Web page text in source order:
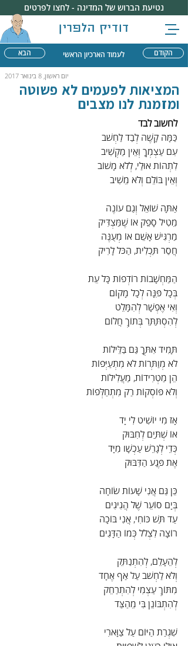
דודיק הלפרין
נטיעת הברוש של המדינה - לחצו לפרטים
הבא הקודם לעמוד הארכיון הראשי
יום ראשון, 8 בינואר 2017
המציאות לפעמים לא פשוטה
ומזמנת לנו מצבים
לחשוב לבד
כַּמָּה קָשֶׁה לְבַד לַחְשֹׁב
עִם עַצְמְךָ וְאֵין מַקְשִׁיב
לִתְהוֹת אוּלַי, לְלֹא מָשׁוֹב
וְאֵין בּוֹלֵם וְלֹא מֵשִׁיב
אַתָּה שׁוֹאֵל וְגַם עוֹנֶה
מֵטִיל סָפֵק אוֹ שֶׁמַּצְדִּיק
מַרְגִּישׁ אָשֵׁם אוֹ מְעֻנֶּה
חֲסַר תַּכְלִית, הַכֹּל לָרִיק
הַמַּחְשָׁבוֹת רוֹדְפוֹת כָּל עֵת
בְּכָל פִּנָּה לְכָל מָקוֹם
וְאִי אֶפְשָׁר לְהִמָּלֵט
לְהִסְתַּתֵּר בְּתוֹךְ חֲלוֹם
תָּמִיד אִתְּךָ גַּם בַּלֵּילוֹת
לֹא מְוַתְּרוֹת לֹא מִתְעַיְּפוֹת
הֵן מַטְרִידוֹת, מַעֲלִילוֹת
וְלֹא פּוֹסְקוֹת רַק מִתְחַלְּפוֹת
אָז מִי יוֹשִׁיט לִי יָד
אוֹ שְׁתַּיִם לְחִבּוּק
כְּדֵי לְגָרֵשׁ עַכְשָׁו מִיָּד
אֶת פֶּגַע הַדִּבּוּק
כֵּן גַּם אֲנִי שָׁעוֹת שׂוֹחָה
בְּיָם סוֹעֵר שֶׁל הֲגִיגִים
עַד תַּשׁ כּוֹחִי, אֲנִי בּוֹכָה
רוֹצָה לִצְלֹל כְּמוֹ הַדָּגִים
לְהֵעָלֵם, לְהִתְנַתֵּק
וְלֹא לַחְשֹׁב עַל אַף אֶחָד
מִתּוֹךְ עַצְמִי לְהִתְרַחֵק
לְהִתְבּוֹנֵן בִּי מֵהַצַּד
שִׁגְרַת הַיּוֹם עַל צַוָּארִי